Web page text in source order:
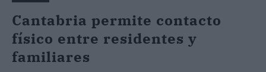
Cantabria permite contacto
físico entre residentes y
familiares